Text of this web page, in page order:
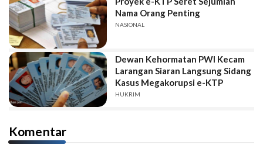
Nama Orang Penting
NASIONAL
Dewan Kehormatan PWI Kecam
Larangan Siaran Langsung Sidang
Kasus Megakorupsi e-KTP
HUKRIM
Komentar